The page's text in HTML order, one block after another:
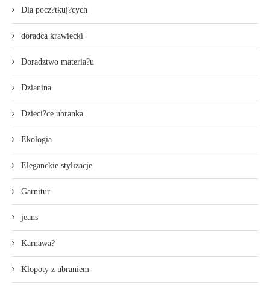
Dla pocz?tkuj?cych
doradca krawiecki
Doradztwo materia?u
Dzianina
Dzieci?ce ubranka
Ekologia
Eleganckie stylizacje
Garnitur
jeans
Karnawa?
Klopoty z ubraniem